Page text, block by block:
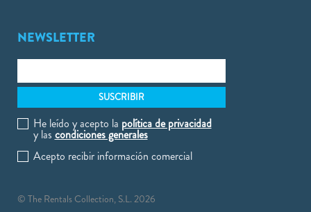
NEWSLETTER
He leído y acepto la política de privacidad
y las condiciones generales
Acepto recibir información comercial
© The Rentals Collection, S.L. 2026